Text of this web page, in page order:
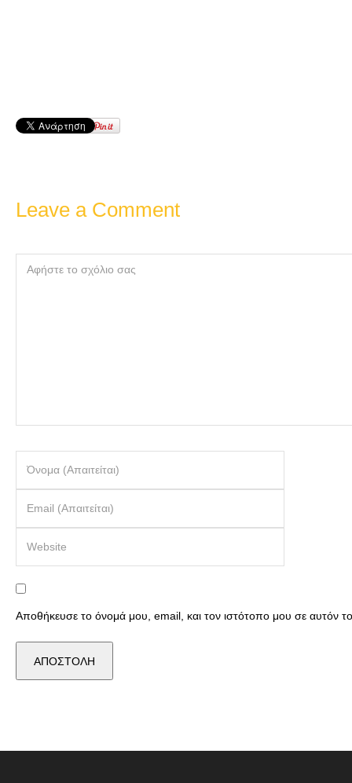
Leave a Comment
Αποθήκευσε το όνομά μου, email, και τον ιστότοπο μου σε αυτόν